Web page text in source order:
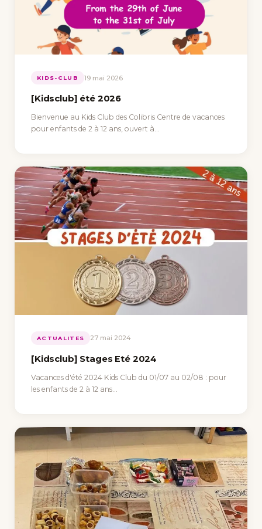
KIDS-CLUB 19 mai 2026
[Kidsclub] été 2026
Bienvenue au Kids Club des Colibris Centre de vacances
pour enfants de 2 à 12 ans, ouvert à…
ACTUALITES 27 mai 2024
[Kidsclub] Stages Eté 2024
Vacances d'été 2024 Kids Club du 01/07 au 02/08 : pour
les enfants de 2 à 12 ans…